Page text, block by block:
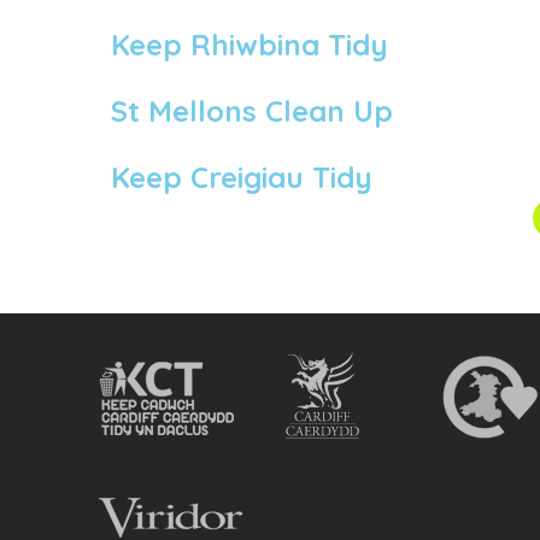
Keep Rhiwbina Tidy
St Mellons Clean Up
Keep Creigiau Tidy